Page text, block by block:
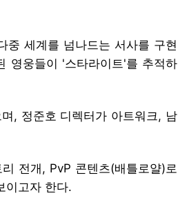
중 세계를 넘나드는 서사를 구현
영웅들이 '스타라이트'를 추적하
, 정준호 디렉터가 아트워크, 남
전개, PvP 콘텐츠(배틀로얄)로
이고자 한다.